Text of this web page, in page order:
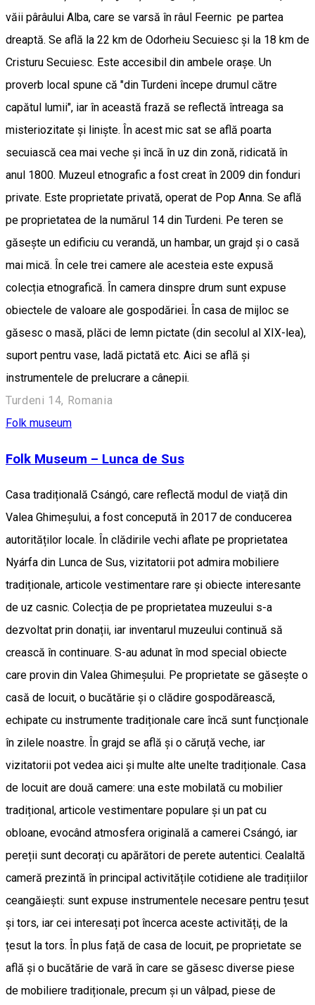
văii pârâului Alba, care se varsă în râul Feernic pe partea
dreaptă. Se află la 22 km de Odorheiu Secuiesc și la 18 km de
Cristuru Secuiesc. Este accesibil din ambele orașe. Un
proverb local spune că "din Turdeni începe drumul către
capătul lumii", iar în această frază se reflectă întreaga sa
misteriozitate și liniște. În acest mic sat se află poarta
secuiască cea mai veche și încă în uz din zonă, ridicată în
anul 1800. Muzeul etnografic a fost creat în 2009 din fonduri
private. Este proprietate privată, operat de Pop Anna. Se află
pe proprietatea de la numărul 14 din Turdeni. Pe teren se
găsește un edificiu cu verandă, un hambar, un grajd și o casă
mai mică. În cele trei camere ale acesteia este expusă
colecția etnografică. În camera dinspre drum sunt expuse
obiectele de valoare ale gospodăriei. În casa de mijloc se
găsesc o masă, plăci de lemn pictate (din secolul al XIX-lea),
suport pentru vase, ladă pictată etc. Aici se află și
instrumentele de prelucrare a cânepii.
Turdeni 14, Romania
Folk museum
Folk Museum – Lunca de Sus
Casa tradițională Csángó, care reflectă modul de viață din
Valea Ghimeșului, a fost concepută în 2017 de conducerea
autorităților locale. În clădirile vechi aflate pe proprietatea
Nyárfa din Lunca de Sus, vizitatorii pot admira mobiliere
tradiționale, articole vestimentare rare și obiecte interesante
de uz casnic. Colecția de pe proprietatea muzeului s-a
dezvoltat prin donații, iar inventarul muzeului continuă să
crească în continuare. S-au adunat în mod special obiecte
care provin din Valea Ghimeșului. Pe proprietate se găsește o
casă de locuit, o bucătărie și o clădire gospodărească,
echipate cu instrumente tradiționale care încă sunt funcționale
în zilele noastre. În grajd se află și o căruță veche, iar
vizitatorii pot vedea aici și multe alte unelte tradiționale. Casa
de locuit are două camere: una este mobilată cu mobilier
tradițional, articole vestimentare populare și un pat cu
obloane, evocând atmosfera originală a camerei Csángó, iar
pereții sunt decorați cu apărători de perete autentici. Cealaltă
cameră prezintă în principal activitățile cotidiene ale tradițiilor
ceangăiești: sunt expuse instrumentele necesare pentru țesut
și tors, iar cei interesați pot încerca aceste activități, de la
țesut la tors. În plus față de casa de locuit, pe proprietate se
află și o bucătărie de vară în care se găsesc diverse piese
de mobiliere tradiționale, precum și un vâlpad, piese de